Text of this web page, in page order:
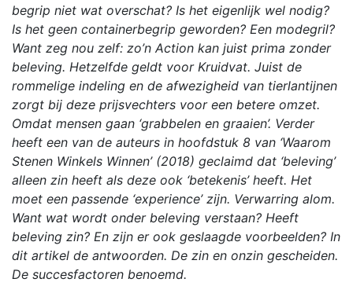
begrip niet wat overschat? Is het eigenlijk wel nodig?
Is het geen containerbegrip geworden? Een modegril?
Want zeg nou zelf: zo’n Action kan juist prima zonder
beleving. Hetzelfde geldt voor Kruidvat. Juist de
rommelige indeling en de afwezigheid van tierlantijnen
zorgt bij deze prijsvechters voor een betere omzet.
Omdat mensen gaan ‘grabbelen en graaien’. Verder
heeft een van de auteurs in hoofdstuk 8 van ‘Waarom
Stenen Winkels Winnen’ (2018) geclaimd dat ‘beleving’
alleen zin heeft als deze ook ‘betekenis’ heeft. Het
moet een passende ‘experience’ zijn. Verwarring alom.
Want wat wordt onder beleving verstaan? Heeft
beleving zin? En zijn er ook geslaagde voorbeelden? In
dit artikel de antwoorden. De zin en onzin gescheiden.
De succesfactoren benoemd.